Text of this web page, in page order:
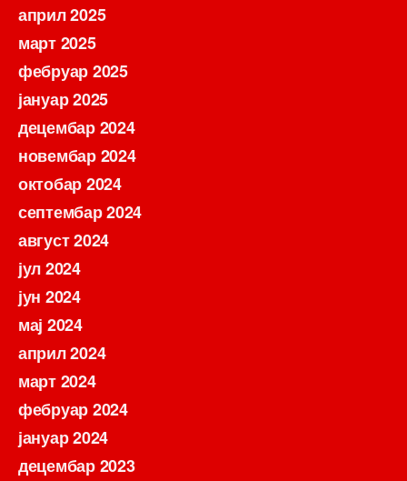
април 2025
март 2025
фебруар 2025
јануар 2025
децембар 2024
новембар 2024
октобар 2024
септембар 2024
август 2024
јул 2024
јун 2024
мај 2024
април 2024
март 2024
фебруар 2024
јануар 2024
децембар 2023